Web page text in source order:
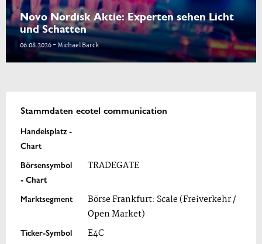
Novo Nordisk Aktie: Experten sehen Licht
und Schatten
06.08.2026 - Michael Barck
Stammdaten ecotel communication
Handelsplatz -
Chart
Börsensymbol
- Chart
TRADEGATE
Marktsegment
Börse Frankfurt: Scale (Freiverkehr /
Open Market)
Ticker-Symbol E4C